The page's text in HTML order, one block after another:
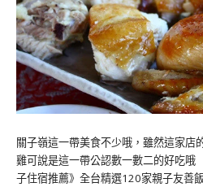
關子嶺這一帶美食不少哦，雖然這家店
雞可說是這一帶公認數一數二的好吃
子住宿推薦》全台精選120家親子友善